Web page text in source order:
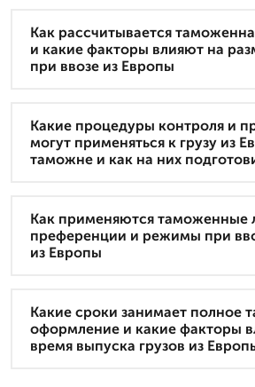
Как рассчитывается
и какие факторы влияют на
при ввозе из Европы
Какие процедуры контроля и
могут применяться к грузу из
таможне и как на них
Как применяются таможенные
преференции и режимы при
из Европы
Какие сроки занимает полное
оформление и какие факторы
время выпуска грузов из